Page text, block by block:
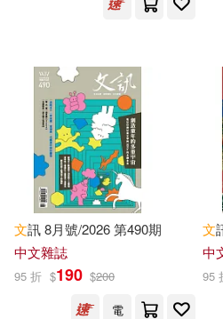
Gary(3211)
Baker(3176)
Journal(3172)
Christine(3160)
Victoria(3142)
Sharon(3125)
二十一世紀出版社(2322)
Planeta Pub Corp(2312)
華中科技大學出版社(2306)
崧燁文化(2296)
Gareth Stevens Pub(2284)
文訊 8月號/2026 第490期
中文雜誌
95 折 $190 $200
電
文
中
95